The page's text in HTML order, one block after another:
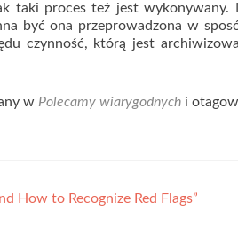
taki proces też jest
być ona przeprowadzona w
czynność, którą jest
w Polecamy wiarygodnych i
How to Recognize Red Flags”